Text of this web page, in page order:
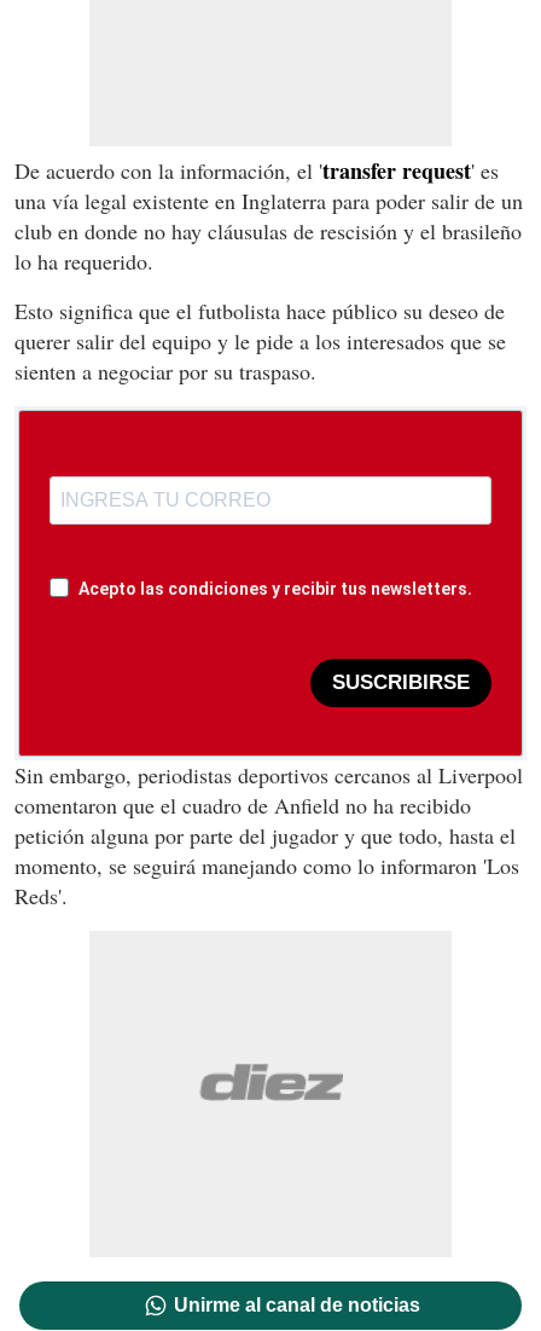
De acuerdo con la información, el 'transfer request' es
una vía legal existente en Inglaterra para poder salir de un
club en donde no hay cláusulas de rescisión y el brasileño
lo ha requerido.
Esto significa que el futbolista hace público su deseo de
querer salir del equipo y le pide a los interesados que se
sienten a negociar por su traspaso.
Acepto las condiciones y recibir tus newsletters.
SUSCRIBIRSE
Sin embargo, periodistas deportivos cercanos al Liverpool
comentaron que el cuadro de Anfield no ha recibido
petición alguna por parte del jugador y que todo, hasta el
momento, se seguirá manejando como lo informaron 'Los
Reds'.
Unirme al canal de noticias